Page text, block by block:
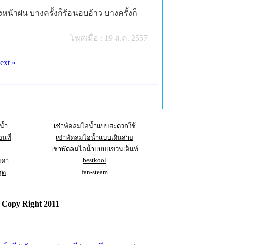
น้าฝน บางครั้งก็ร้อนอบอ้าว บางครั้งก็
โพสเมื่อ : 19 ส.ค. 2557
»
ำ
เช่าพัดลมไอน้ำแบบสะดวกใช้
นที่
เช่าพัดลมไอน้ำแบบเดินสาย
เช่าพัดลมไอน้ำแบบแขวนเต็นท์
า
bestkool
ด fan-steam
Right 2011